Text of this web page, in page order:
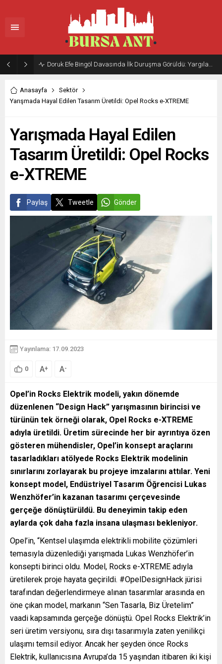
Doruk Efe Bingöl Davasında İlk Duruşma Görüldü: Yargılama 20 Ekim 2026’ya Ertelendi
Anasayfa
Sektör
Yarışmada Hayal Edilen Tasarım Üretildi: Opel Rocks e-XTREME
Yarışmada Hayal Edilen
Tasarım Üretildi: Opel Rocks
e-XTREME
Paylaş Tweetle Gönder
Yayınlama: 17.09.2023
0 A+ A-
Opel’in Rocks Elektrik modeli, yakın dönemde
düzenlenen “Design Hack” yarışmasının birincisi ve
türünün tek örneği olarak, Opel Rocks e-XTREME
adıyla üretildi. Üretim sürecinde her bir ayrıntıya özen
gösteren mühendisler, Opel’in konsept araçlarını
tasarladıkları atölyede Rocks Elektrik modelinin
sınırlarını zorlayarak bu projeye imzalarını attılar. Yeni
konsept model, Endüstriyel Tasarım Öğrencisi Lukas
Wenzhöfer’in kazanan tasarımı çerçevesinde
gerçeğe dönüştürüldü. Bu deneyimin takip eden
aylarda çok daha fazla insana ulaşması bekleniyor.
Opel’in, “Kentsel ulaşımda elektrikli mobilite çözümleri
temasıyla düzenlediği yarışmada Lukas Wenzhöfer’in
konsepti birinci oldu. Model, Rocks e-XTREME adıyla
üretilerek proje hayata geçirildi. #OpelDesignHack jürisi
tarafından değerlendirmeye alınan tasarımlar arasında en
öne çıkan model, markanın “Sen Tasarla, Biz Üretelim”
vaadi kapsamında gerçeğe dönüştü. Opel Rocks Elektrik’in
seri üretim versiyonu, sıra dışı tasarımıyla zaten yenilikçi
ulaşımı temsil ediyor. Ancak her şeyden önce Rocks
Elektrik, kullanıcısına Avrupa’da 15 yaşından itibaren iki kişi